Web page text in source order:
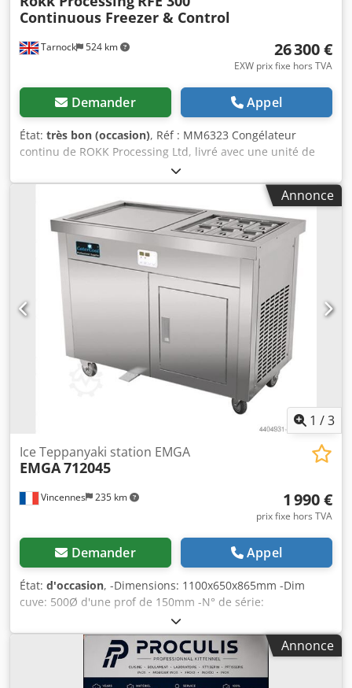
Tarnock 524 km
Continuous Freezer & Control
26 300 €
EXW prix fixe hors TVA
Demander Appel
État: très bon (occasion), Réf : MM6323 Congélateur
continu de ROKK Processing Ltd, livré avec une unité de
contrôle. Fabricant : ROKK Processing Ltd. Modèle : RFE
300. Date de fabrication : 2024. Gaz frigorigène : R404A.
Idéal pour une utilisation dans les petits laboratoires,
jusqu’aux grandes usines. Utilisation limitée au cours des
16 mois suivant l’installation. Unité de contrôle : 1 x unité
de contrôle ROKK Processing Ltd. Fabricant : ROKK
Processing Ltd. Modèle : SP40BC Capacité : de 100 à
300 litres par heure. Calibré selon la norme BRC.
Alimentation triphasée. Options de distribution à tuyau
fixe et flexible. Tuyaux pour la connexion à un
pasteurisateur inclus. Diverses pièces de rechange
incluses. Dimensions globales : 1 100 mm de long x
730 mm de large x 1 620 mm de haut. Poids : 550 kg.
Crjdpfx Aasydlg Aorsf Le bras de pulvérisation situé en
haut de la machine (bleu) peut être détaché pour le
Annonce
1 /3
Vincennes 235 km
Ice Teppanyaki station EMGA
EMGA712045
1 990 €
prix fixe hors TVA
Demander Appel
État: d'occasion, -Dimensions: 1100x650x865mm -Dim
cuve: 500Ø d'une prof de 150mm -N° de série:
C2171910002 -Date de fabrication: 10/2019 -Temp:
-30°C/-35°C -Tension: 230V -Fréquence: 50Hz -Production
de glace 25L/h -Poids: 90klg Cjdpfsw N Scbjx AarerfAnnonce